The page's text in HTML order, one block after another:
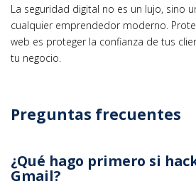
La seguridad digital no es un lujo, sino
cualquier emprendedor moderno.
web es proteger la confianza de tus
tu negocio.
Preguntas frecuentes
¿Qué hago primero si
Gmail?